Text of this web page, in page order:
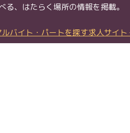
る、はたらく場所の情報を掲載。
バイト・パートを探す求人サイト